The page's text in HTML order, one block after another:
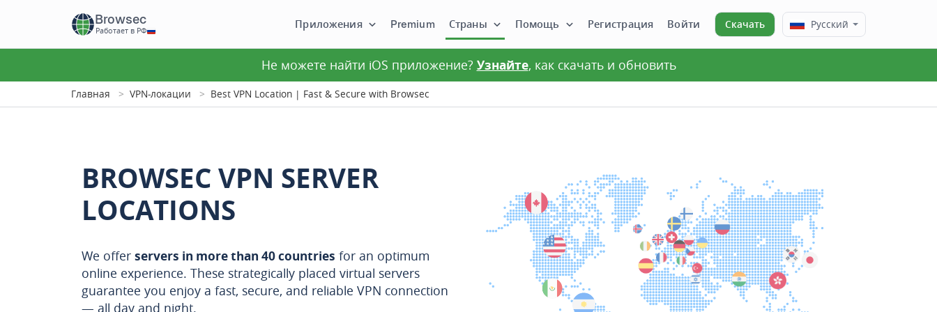
Browsec
Работает в РФ
Приложения Premium Страны Помощь Регистрация Войти Скачать Русский
Не можете найти iOS приложение? Узнайте, как скачать и обновить
Главная VPN-локации Best VPN Location | Fast & Secure with Browsec
BROWSEC VPN SERVER
LOCATIONS
We offer servers in more than 40 countries for an optimum
online experience. These strategically placed virtual servers
guarantee you enjoy a fast, secure, and reliable VPN connection
— all day and night.